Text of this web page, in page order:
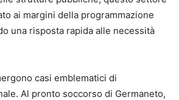
ai margini della programmazione
una risposta rapida alle necessità
casi emblematici di
Al pronto soccorso di Germaneto,